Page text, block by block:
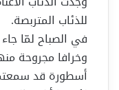
للذئاب المتربصة.
في الصباح لمّا
وخرافا مجروحة
أسطورة قد